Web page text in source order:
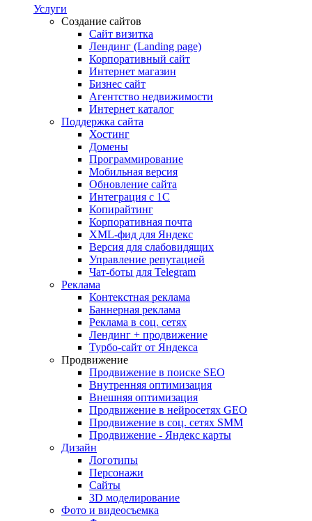
Услуги
Создание сайтов
Сайт визитка
Лендинг (Landing page)
Корпоративный сайт
Интернет магазин
Бизнес сайт
Агентство недвижимости
Интернет каталог
Поддержка сайта
Хостинг
Домены
Программирование
Мобильная версия
Обновление сайта
Интеграция с 1С
Копирайтинг
Корпоративная почта
XML-фид для Яндекс
Версия для слабовидящих
Управление репутацией
Чат-боты для Telegram
Реклама
Контекстная реклама
Баннерная реклама
Реклама в соц. сетях
Лендинг + продвижение
Турбо-сайт от Яндекса
Продвижение
Продвижение в поиске SEO
Внутренняя оптимизация
Внешняя оптимизация
Продвижение в нейросетях GEO
Продвижение в соц. сетях SMM
Продвижение - Яндекс карты
Дизайн
Логотипы
Персонажи
Сайты
3D моделирование
Фото и видеосъемка